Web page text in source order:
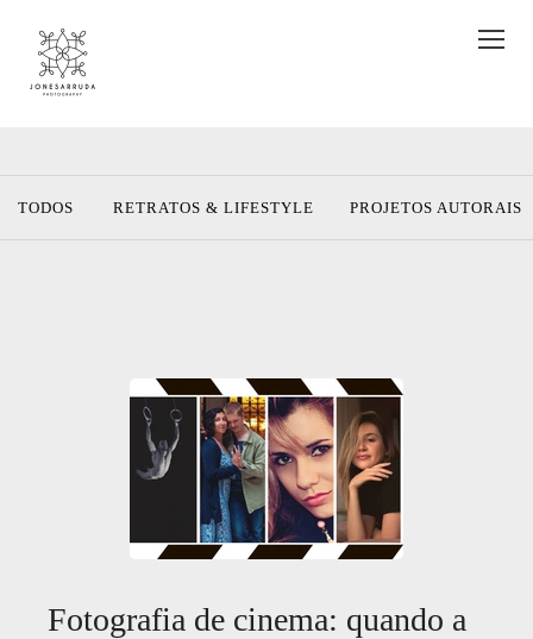
TODOS RETRATOS & LIFESTYLE PROJETOS AUTORAIS
Fotografia de cinema: quando a